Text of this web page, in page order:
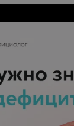
пол часа
и
и заботы. Татьяна